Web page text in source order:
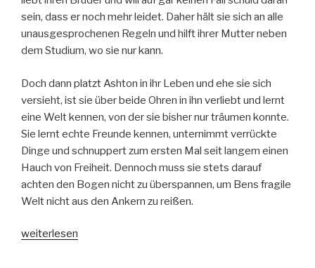
sein, dass er noch mehr leidet. Daher hält sie sich an alle
unausgesprochenen Regeln und hilft ihrer Mutter neben
dem Studium, wo sie nur kann.
Doch dann platzt Ashton in ihr Leben und ehe sie sich
versieht, ist sie über beide Ohren in ihn verliebt und lernt
eine Welt kennen, von der sie bisher nur träumen konnte.
Sie lernt echte Freunde kennen, unternimmt verrückte
Dinge und schnuppert zum ersten Mal seit langem einen
Hauch von Freiheit. Dennoch muss sie stets darauf
achten den Bogen nicht zu überspannen, um Bens fragile
Welt nicht aus den Ankern zu reißen.
„Das
weiterlesen